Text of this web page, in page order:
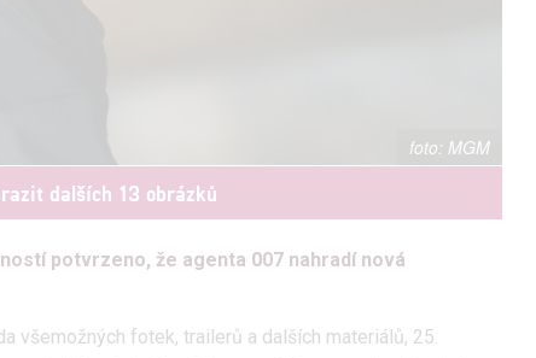
MGM
dalších 13 obrázků
potvrzeno, že agenta 007 nahradí nová
všemožných fotek, trailerů a dalších materiálů, 25.